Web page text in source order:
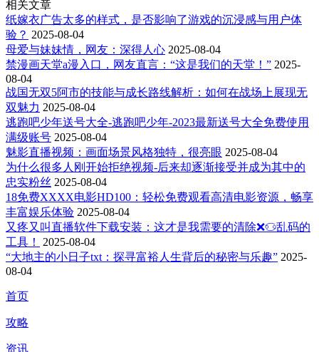
相关文章
纸嫁衣广告太多的样式，是否影响了游戏的沉浸感与用户体
验？ 2025-08-04
母爱与妹妹情，网友：深得人心 2025-08-04
禁漫画天堂a漫入口，网友直言：“这是我们的天堂！” 2025-
08-04
战国无双5阿市的技能与成长路线解析：如何在战场上展现无
双魅力 2025-08-04
逃跑吧少年送号大全-逃跑吧少年-2023最新送号大全免费使用
满级账号 2025-08-04
魅影直播视频：画面场景风格独特，很亮眼 2025-08-04
为什么很多人刚开始拒绝视频-后来却逐渐接受并成为其中的
忠实粉丝 2025-08-04
18免费XXXX电影HD100：轻松免费观看高清电影资源，畅享
丰富娱乐体验 2025-08-04
又疼又叫直播软件下载安装：这才是我需要的清除❌♋乱码的
工具！
2025-08-04
“大地主的小日子txt：探寻富裕人生背后的秘密与乐趣” 2025-
08-04
首页
攻略
资讯